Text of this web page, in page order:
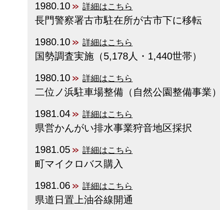
1980.10
詳細はこちら
長門警察署古市駐在所が古市下に移転
1980.10
詳細はこちら
国勢調査実施（5,178人・1,440世帯）
1980.10
詳細はこちら
二位ノ浜駐車場整備（自然公園整備事業
1981.04
詳細はこちら
県営かんがい排水事業狩音地区採択
1981.05
詳細はこちら
町マイクロバス購入
1981.06
詳細はこちら
県道日置上油谷線開通